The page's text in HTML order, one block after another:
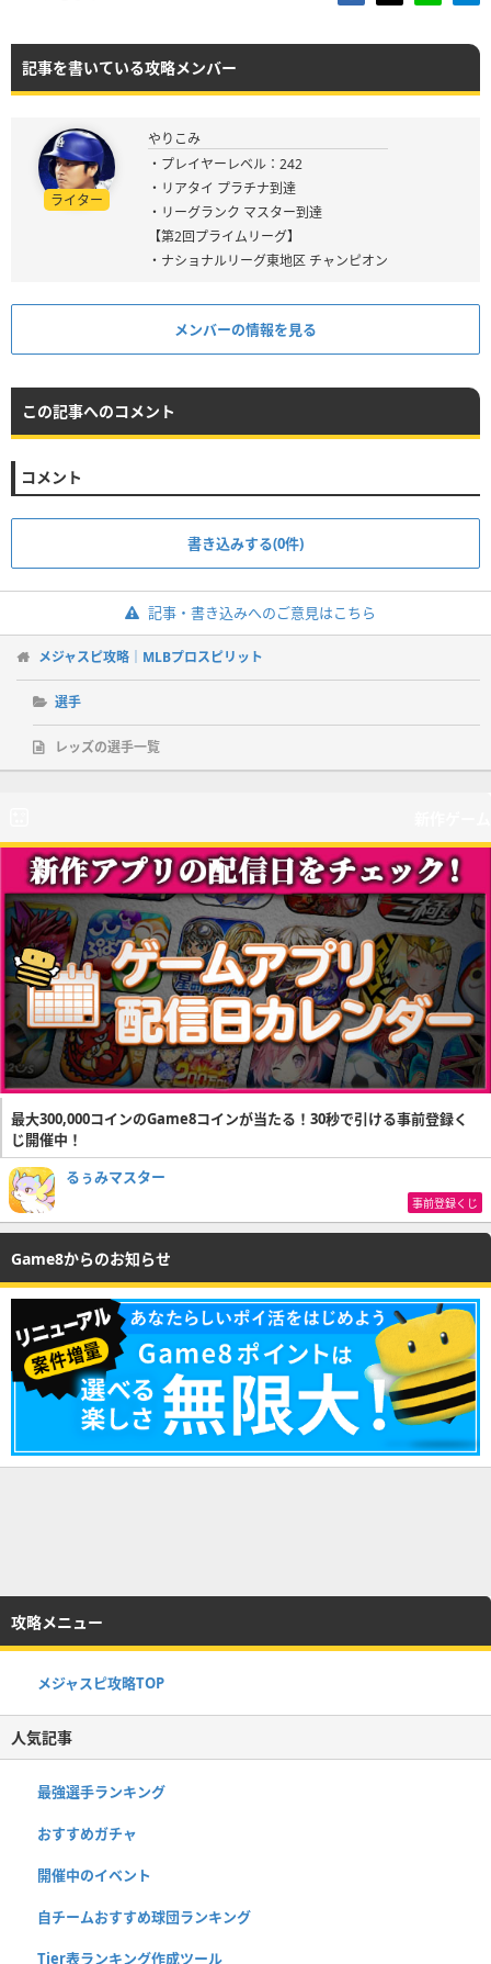
記事を書いている攻略メンバー
ライター
やりこみ
・プレイヤーレベル：242
・リアタイ プラチナ到達
・リーグランク マスター到達
【第2回プライムリーグ】
・ナショナルリーグ東地区 チャンピオン
メンバーの情報を見る
この記事へのコメント
コメント
書き込みする(0件)
記事・書き込みへのご意見はこちら
メジャスピ攻略｜MLBプロスピリット
選手
レッズの選手一覧
最大300,000コインのGame8コインが当たる！30秒で引ける事前登録く
じ開催中！
るぅみマスター
事前登録くじ
Game8からのお知らせ
攻略メニュー
メジャスピ攻略TOP
人気記事
最強選手ランキング
おすすめガチャ
開催中のイベント
自チームおすすめ球団ランキング
Tier表ランキング作成ツール